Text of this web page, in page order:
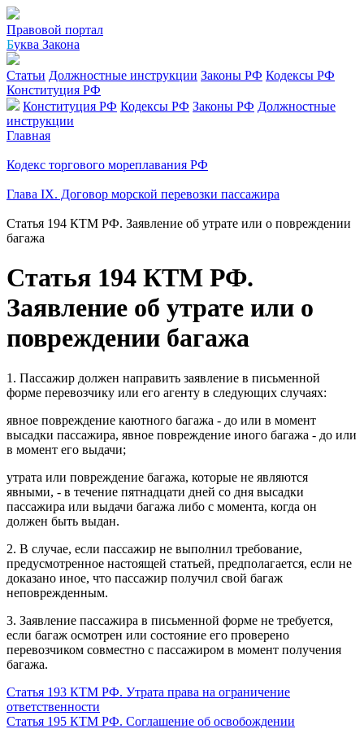
Правовой портал
Буква Закона
Статьи Должностные инструкции Законы РФ Кодексы РФ
Конституция РФ
Конституция РФ Кодексы РФ Законы РФ Должностные
инструкции
Главная
Кодекс торгового мореплавания РФ
Глава IX. Договор морской перевозки пассажира
Статья 194 КТМ РФ. Заявление об утрате или о повреждении
багажа
Статья 194 КТМ РФ.
Заявление об утрате или о
повреждении багажа
1. Пассажир должен направить заявление в письменной
форме перевозчику или его агенту в следующих случаях:
явное повреждение каютного багажа - до или в момент
высадки пассажира, явное повреждение иного багажа - до или
в момент его выдачи;
утрата или повреждение багажа, которые не являются
явными, - в течение пятнадцати дней со дня высадки
пассажира или выдачи багажа либо с момента, когда он
должен быть выдан.
2. В случае, если пассажир не выполнил требование,
предусмотренное настоящей статьей, предполагается, если не
доказано иное, что пассажир получил свой багаж
неповрежденным.
3. Заявление пассажира в письменной форме не требуется,
если багаж осмотрен или состояние его проверено
перевозчиком совместно с пассажиром в момент получения
багажа.
Статья 193 КТМ РФ. Утрата права на ограничение
ответственности
Статья 195 КТМ РФ. Соглашение об освобождении